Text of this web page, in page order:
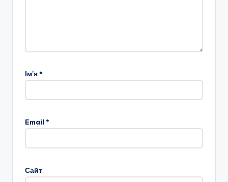
Ім'я*
Email *
Сайт